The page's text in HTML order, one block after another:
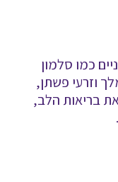
כמו סלמון
וזרעי פשתן,
בריאות הלב,
.